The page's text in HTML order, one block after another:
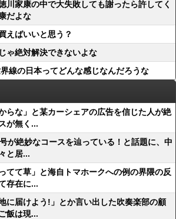
川家康の中で大失敗しても謝ったら許してく
だよな
えばいいと思う？
ゃ絶対解決できないよな
線の日本ってどんな感じなんだろうな
らな」と某カーシェアの広告を信じた人が絶
が無く...
が絶妙なコースを辿っている！と話題に、中
と居...
てて草」と海自トマホークへの例の界隈の反
存在に...
に届けよう!」とか言い出した吹奏楽部の顧
飯は現...